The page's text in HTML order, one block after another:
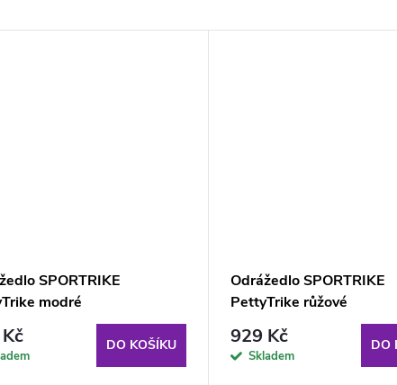
SPORTRIKE
modré
DO KOŠÍKU
Odrážedlo SPORTRIKE
PettyTrike růžové
929 Kč
Skladem
DO